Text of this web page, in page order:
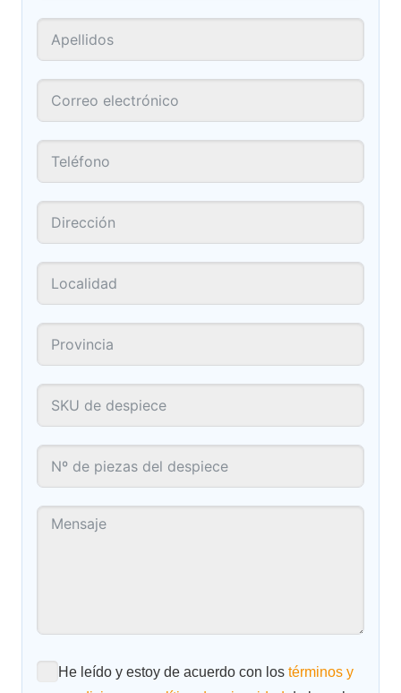
He leído y estoy de acuerdo con los términos y